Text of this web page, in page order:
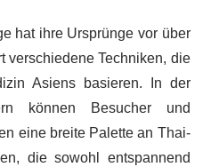
hat ihre Ursprünge vor über
verschiedene Techniken, die
Asiens basieren. In der
können Besucher und
eine breite Palette an Thai-
die sowohl entspannend